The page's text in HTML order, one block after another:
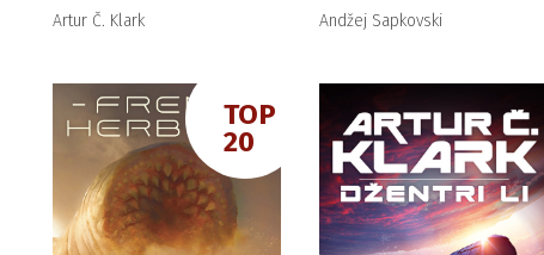
Artur Č. Klark Andžej Sapkovski
TOP
20